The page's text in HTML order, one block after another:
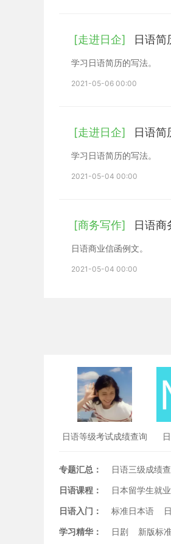
[走进日企] 日语简
学习日语简历的写法。
2021-05-06 00:00
[走进日企] 日语简
学习日语简历的写法。
2021-05-04 00:00
[商务写作] 日语商
日语商业信函例文。
2021-05-04 00:00
日语等级考试成绩查询
专题汇总： 日语三级成绩
日语课程：
日本留学生就业
日语入门：
标准日本语
学习精华：
日剧 新版标